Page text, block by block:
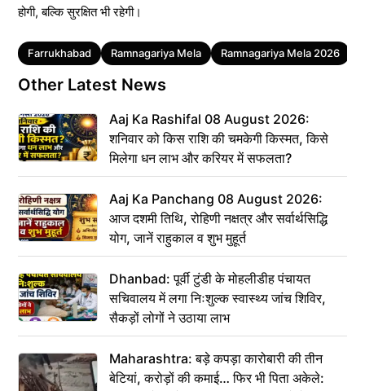
होगी, बल्कि सुरक्षित भी रहेगी।
Tags
Farrukhabad Ramnagariya Mela Ramnagariya Mela 2026
Other Latest News
Aaj Ka Rashifal 08 August 2026:
शनिवार को किस राशि की चमकेगी किस्मत, किसे
मिलेगा धन लाभ और करियर में सफलता?
Aaj Ka Panchang 08 August 2026:
आज दशमी तिथि, रोहिणी नक्षत्र और सर्वार्थसिद्धि
योग, जानें राहुकाल व शुभ मुहूर्त
Dhanbad: पूर्वी टुंडी के मोहलीडीह पंचायत
सचिवालय में लगा निःशुल्क स्वास्थ्य जांच शिविर,
सैकड़ों लोगों ने उठाया लाभ
Maharashtra: बड़े कपड़ा कारोबारी की तीन
बेटियां, करोड़ों की कमाई… फिर भी पिता अकेले: